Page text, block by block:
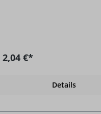
2,04 €*
Details